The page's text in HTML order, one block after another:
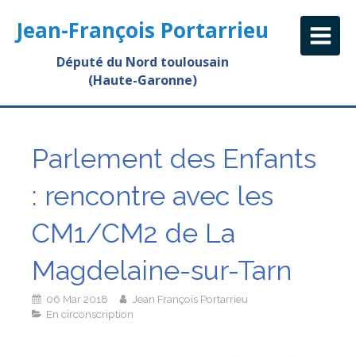
Jean-François Portarrieu
Député du Nord toulousain
(Haute-Garonne)
Parlement des Enfants
: rencontre avec les
CM1/CM2 de La
Magdelaine-sur-Tarn
06 Mar 2018
Jean François Portarrieu
En circonscription